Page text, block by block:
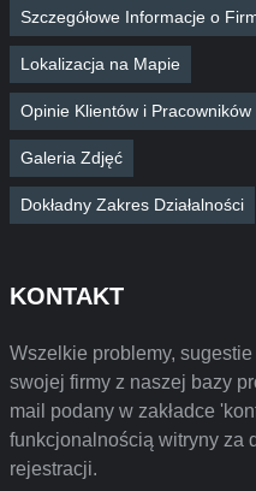
Szczegółowe Informacje o
Lokalizacja na Mapie
Opinie Klientów i Pracowników
Galeria Zdjęć
Dokładny Zakres Działalności
KONTAKT
Wszelkie problemy,
swojej firmy z naszej bazy
mail podany w zakładce
funkcjonalnością witryny za
rejestracji.